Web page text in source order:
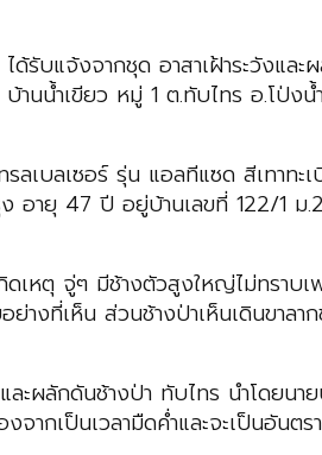
บแจ้งจากชุด อาสาเฝ้าระวังและ
นน้ำเขียว หมู่ 1 ต.ทับไทร อ.โป่
เบลเซอร์ รุ่น แอลทีแซด สีเทาท
ายุ 47 ปี อยู่บ้านเลขที่ 122/1 ม
หตุ จู่ๆ มีช้างตัวสูงใหญ่ไม่ทราบ
างที่เห็น ส่วนช้างป่าเห็นเดินขาล
ผลักดันช้างป่า ทับไทร นำโดยนา
กเป็นเวลามืดค่ำและจะเป็นอันต